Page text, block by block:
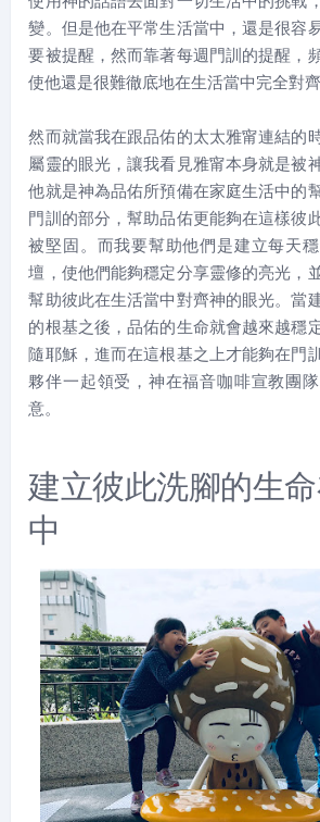
變。但是他在平常生活當中，還是很容
要被提醒，然而靠著每週門訓的提醒，
使他還是很難徹底地在生活當中完全對齊
然而就當我在跟品佑的太太雅甯連結的
屬靈的眼光，讓我看見雅甯本身就是被
他就是神為品佑所預備在家庭生活中的
門訓的部分，幫助品佑更能夠在這樣彼
被堅固。而我要幫助他們是建立每天
壇，使他們能夠穩定分享靈修的亮光，
幫助彼此在生活當中對齊神的眼光。當
的根基之後，品佑的生命就會越來越穩
隨耶穌，進而在這根基之上才能夠在門
夥伴一起領受，神在福音咖啡宣教團
意。
建立彼此洗腳的生
中